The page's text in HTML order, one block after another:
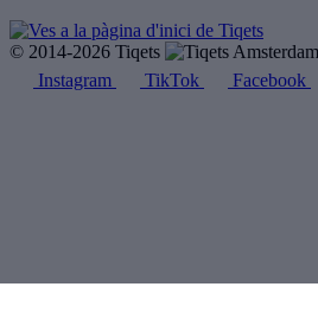
© 2014-2026 Tiqets
Instagram
TikTok Facebook